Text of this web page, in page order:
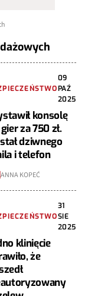
09
PAŹ
2025
konsolę
za 750 zł.
dziwnego
i telefon
ANNA KOPEĆ
31
SIE
2025
klinięcie
że